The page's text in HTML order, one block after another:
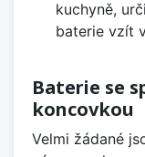
kuchyně,
baterie vzít
Baterie se
koncovkou
Velmi žádané